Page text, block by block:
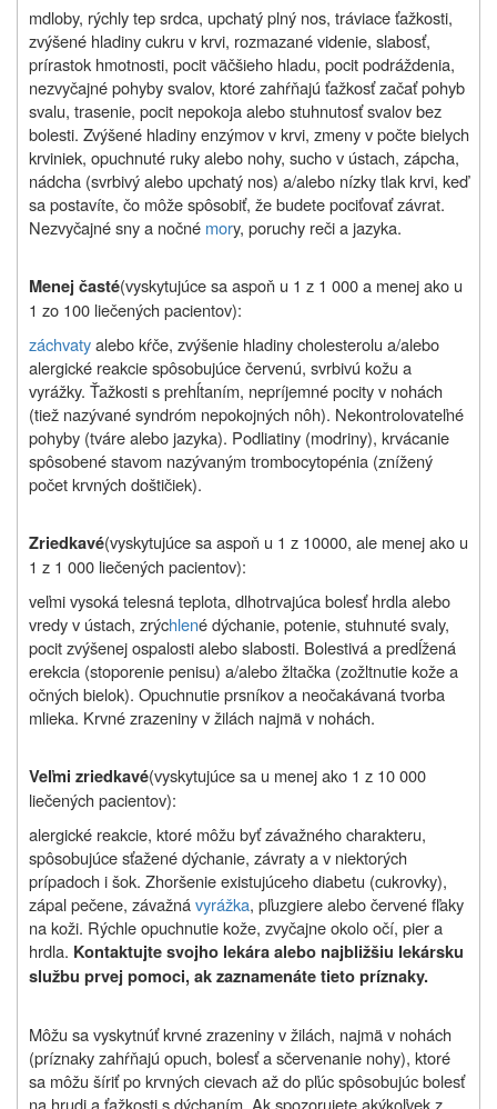
mdloby, rýchly tep srdca, upchatý plný nos, tráviace ťažkosti,
zvýšené hladiny cukru v krvi, rozmazané videnie, slabosť,
prírastok hmotnosti, pocit väčšieho hladu, pocit podráždenia,
nezvyčajné pohyby svalov, ktoré zahŕňajú ťažkosť začať pohyb
svalu, trasenie, pocit nepokoja alebo stuhnutosť svalov bez
bolesti. Zvýšené hladiny enzýmov v krvi, zmeny v počte bielych
krviniek, opuchnuté ruky alebo nohy, sucho v ústach, zápcha,
nádcha (svrbivý alebo upchatý nos) a/alebo nízky tlak krvi, keď
sa postavíte, čo môže spôsobiť, že budete pociťovať závrat.
Nezvyčajné sny a nočné mory, poruchy reči a jazyka.
Menej časté(vyskytujúce sa aspoň u 1 z 1 000 a menej ako u
1 zo 100 liečených pacientov):
záchvatyalebo kŕče, zvýšenie hladiny cholesterolu a/alebo
alergické reakcie spôsobujúce červenú, svrbivú kožu a
vyrážky. Ťažkosti s prehĺtaním, nepríjemné pocity v nohách
(tiež nazývané syndróm nepokojných nôh). Nekontrolovateľné
pohyby (tváre alebo jazyka). Podliatiny (modriny), krvácanie
spôsobené stavom nazývaným trombocytopénia (znížený
počet krvných doštičiek).
Zriedkavé(vyskytujúce sa aspoň u 1 z 10000, ale menej ako u
1 z 1 000 liečených pacientov):
veľmi vysoká telesná teplota, dlhotrvajúca bolesť hrdla alebo
vredy v ústach, zrýchlené dýchanie, potenie, stuhnuté svaly,
pocit zvýšenej ospalosti alebo slabosti. Bolestivá a predĺžená
erekcia (stoporenie penisu) a/alebo žltačka (zožltnutie kože a
očných bielok). Opuchnutie prsníkov a neočakávaná tvorba
mlieka. Krvné zrazeniny v žilách najmä v nohách.
Veľmi zriedkavé(vyskytujúce sa u menej ako 1 z 10 000
liečených pacientov):
alergické reakcie, ktoré môžu byť závažného charakteru,
spôsobujúce sťažené dýchanie, závraty a v niektorých
prípadoch i šok. Zhoršenie existujúceho diabetu (cukrovky),
zápal pečene, závažnávyrážka, pľuzgiere alebo červené fľaky
na koži. Rýchle opuchnutie kože, zvyčajne okolo očí, pier a
hrdla. Kontaktujte svojho lekára alebo najbližšiu lekársku
službu prvej pomoci, ak zaznamenáte tieto príznaky.
Môžu sa vyskytnúť krvné zrazeniny v žilách, najmä v nohách
(príznaky zahŕňajú opuch, bolesť a sčervenanie nohy), ktoré
sa môžu šíriť po krvných cievach až do pľúc spôsobujúc bolesť